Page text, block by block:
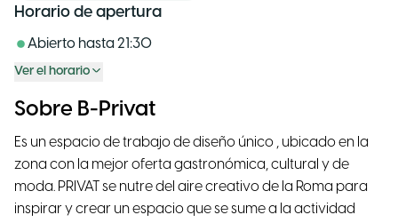
Horario de apertura
Abierto hasta21:30
Ver el horario
Sobre B-Privat
Es un espacio de trabajo de diseño único , ubicado en la
zona con la mejor oferta gastronómica, cultural y de
moda. PRIVAT se nutre del aire creativo de la Roma para
inspirar y crear un espacio que se sume a la actividad